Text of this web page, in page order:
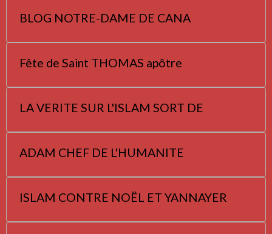
BLOG NOTRE-DAME DE CANA
Fête de Saint THOMAS apôtre
LA VERITE SUR L'ISLAM SORT DE
ADAM CHEF DE L'HUMANITE
ISLAM CONTRE NOËL ET YANNAYER